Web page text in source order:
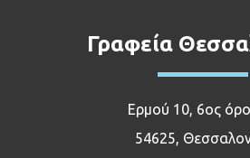
Γραφεία
Ερμού 10, 6ος
54625,